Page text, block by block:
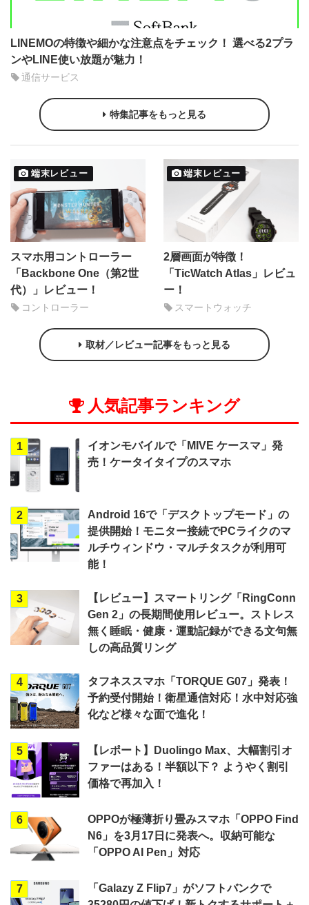
LINEMOの特徴や細かな注意点をチェック！ 選べる2プラ
ンやLINE使い放題が魅力！
通信サービス
特集記事をもっと見る
端末レビュー
スマホ用コントローラー
「Backbone One（第2世
代）」レビュー！
コントローラー
端末レビュー
2層画面が特徴！
「TicWatch Atlas」レビュ
ー！
スマートウォッチ
取材／レビュー記事をもっと見る
人気記事ランキング
1
イオンモバイルで「MIVE ケースマ」発
売！ケータイタイプのスマホ
2
Android 16で「デスクトップモード」の
提供開始！モニター接続でPCライクのマ
ルチウィンドウ・マルチタスクが利用可
能！
3
【レビュー】スマートリング「RingConn
Gen 2」の長期間使用レビュー。ストレス
無く睡眠・健康・運動記録ができる文句無
しの高品質リング
4
タフネススマホ「TORQUE G07」発表！
予約受付開始！衛星通信対応！水中対応強
化など様々な面で進化！
5
【レポート】Duolingo Max、大幅割引オ
ファーはある！半額以下？ ようやく割引
価格で再加入！
6
OPPOが極薄折り畳みスマホ「OPPO Find
N6」を3月17日に発表へ。収納可能な
「OPPO AI Pen」対応
7
「Galazy Z Flip7」がソフトバンクで